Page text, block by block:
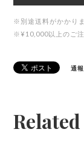
※別途送料がかかりま
※¥10,000以上のご注
通